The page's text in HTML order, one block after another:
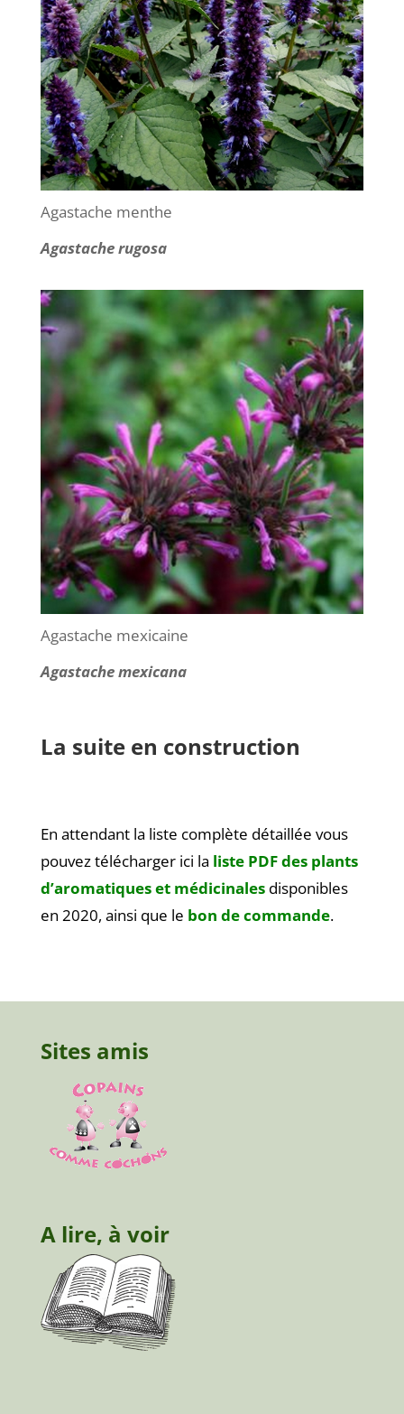
Agastache menthe
Agastache rugosa
Agastache mexicaine
Agastache mexicana
La suite en construction
En attendant la liste complète détaillée vous
pouvez télécharger ici la liste PDF des plants
d’aromatiques et médicinalesdisponibles
en 2020, ainsi que le bon de commande.
Sites amis
A lire, à voir